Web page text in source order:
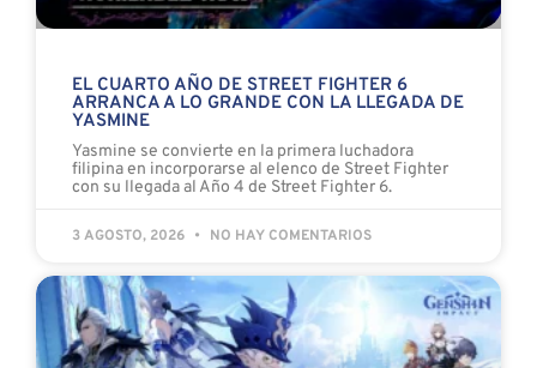
EL CUARTO AÑO DE STREET FIGHTER 6
ARRANCA A LO GRANDE CON LA LLEGADA DE
YASMINE
Yasmine se convierte en la primera luchadora
filipina en incorporarse al elenco de Street Fighter
con su llegada al Año 4 de Street Fighter 6.
3 AGOSTO, 2026 NO HAY COMENTARIOS